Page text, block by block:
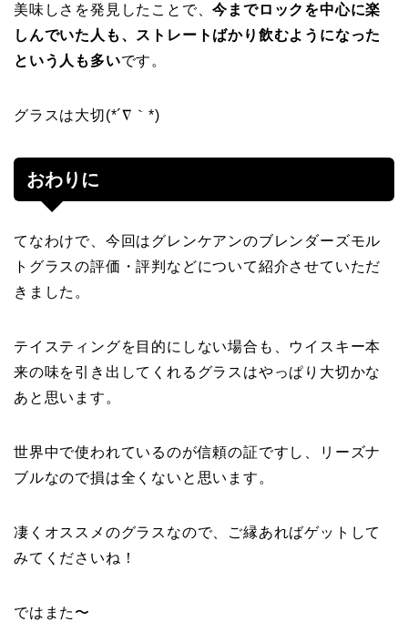
美味しさを発見したことで、今までロックを中心に楽
しんでいた人も、ストレートばかり飲むようになった
という人も多いです。
グラスは大切(*´∇｀*)
おわりに
てなわけで、今回はグレンケアンのブレンダーズモル
トグラスの評価・評判などについて紹介させていただ
きました。
テイスティングを目的にしない場合も、ウイスキー本
来の味を引き出してくれるグラスはやっぱり大切かな
あと思います。
世界中で使われているのが信頼の証ですし、リーズナ
ブルなので損は全くないと思います。
凄くオススメのグラスなので、ご縁あればゲットして
みてくださいね！
ではまた〜